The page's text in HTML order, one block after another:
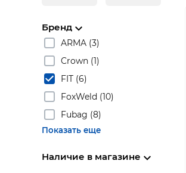
Бренд
ARMA (3)
Crown (1)
FIT (6)
FoxWeld (10)
Fubag (8)
Показать еще
Наличие в магазине